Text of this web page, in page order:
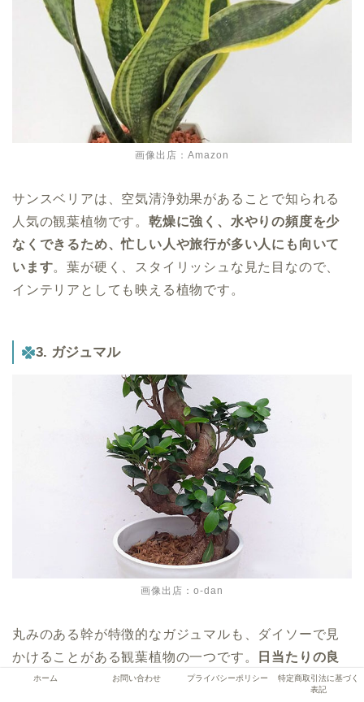
画像出店：Amazon
サンスベリアは、空気清浄効果があることで知られる
人気の観葉植物です。 乾燥に強く、水やりの頻度を少
なくできるため、忙しい人や旅行が多い人にも向いて
います。葉が硬く、スタイリッシュな見た目なので、
インテリアとしても映える植物です。
3. ガジュマル
画像出店：o-dan
丸みのある幹が特徴的なガジュマルも、ダイソーで見
かけることがある観葉植物の一つです。
日当たりの良
い場所を好みますが、半日陰でも育てられるため、室
ホーム お問い合わせ プライバシーポリシー
特定商取引法に基づく
表記